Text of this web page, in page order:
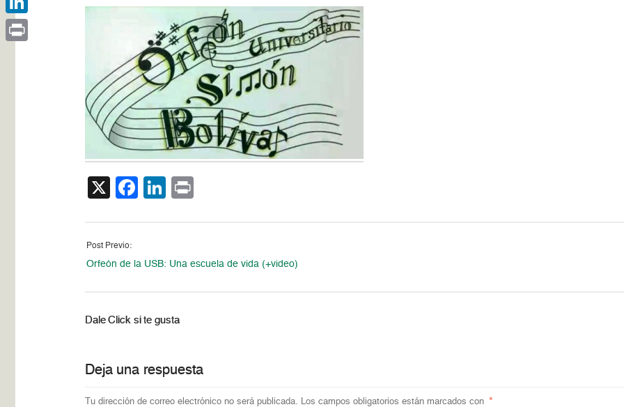
X Facebook
LinkedIn
Post Previo:
Orfeón de la USB: Una escuela de vida (+video)
Dale Click si te gusta
Deja una respuesta
Tu dirección de correo electrónico no será publicada. Los campos obligatorios están marcados con *
LinkedIn